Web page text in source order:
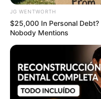
ดวงรายวัน 25 สิงหาคม 2565
25 ส.ค. 2022
JG WENTWORTH
$25,000 In Personal
Nobody Mentions